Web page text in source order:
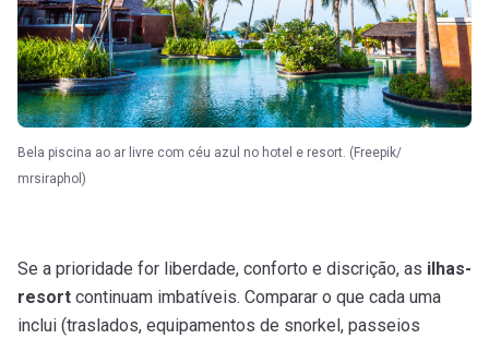
Bela piscina ao ar livre com céu azul no hotel e resort. (Freepik/
mrsiraphol)
Se a prioridade for liberdade, conforto e discrição, as ilhas-
resort continuam imbatíveis. Comparar o que cada uma
inclui (traslados, equipamentos de snorkel, passeios